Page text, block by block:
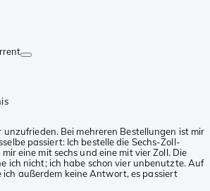
unzufrieden. Bei mehreren Bestellungen ist mir
passiert: Ich bestelle die Sechs-Zoll-
eine mit sechs und eine mit vier Zoll. Die
ich nicht; ich habe schon vier unbenutzte. Auf
ich außerdem keine Antwort, es passiert